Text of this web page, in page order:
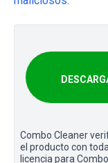
Combo Cleaner
el producto con
licencia para